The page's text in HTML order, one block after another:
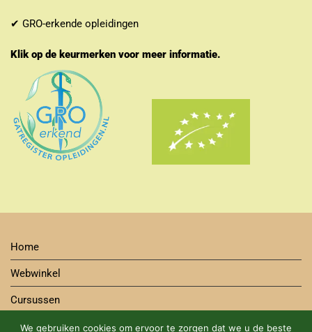
✔ GRO-erkende opleidingen
Klik op de keurmerken voor meer informatie.
Home
Webwinkel
Cursussen
Contact
We gebruiken cookies om ervoor te zorgen dat we u de beste